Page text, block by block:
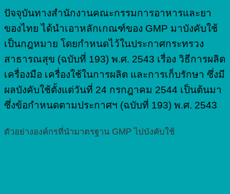
ปัจจุบันทางสำนักงานคณะกรรมการอาหารและยา
ของไทย ได้นำเอาหลักเกณฑ์ของ GMP มาบังคับใช้
เป็นกฎหมาย โดยกำหนดไว้ในประกาศกระทรวง
สาธารณสุข (ฉบับที่ 193) พ.ศ. 2543 เรื่อง วิธีการผลิต
เครื่องมือ เครื่องใช้ในการผลิต และการเก็บรักษา ซึ่งมี
ผลบังคับใช้ตั้งแต่วันที่ 24 กรกฎาคม 2544 เป็นต้นมา
ซึ่งข้อกำหนดตามประกาศฯ (ฉบับที่ 193) พ.ศ. 2543
ตัวอย่างองค์กรที่นำมาตรฐาน GMP ไปบังคับใช้